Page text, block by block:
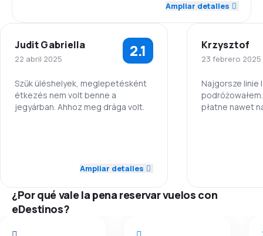
Red de conexiones 4.0
Precio del billete 3.5
Comodidad de viaje 3.5
Ampliar detalles
Judit Gabriella
22 abril 2025 2.1
Szűk üléshelyek, meglepetésként
étkezés nem volt benne a
jegyárban. Ahhoz meg drága volt.
3.0
Red de conexiones 3.0
Ampliar detalles
Krzysztof
23 febrero 2025
Najgorsze linie
płatne nawet
Red de
¿Por qué vale la pena reservar vuelos con
eDestinos?